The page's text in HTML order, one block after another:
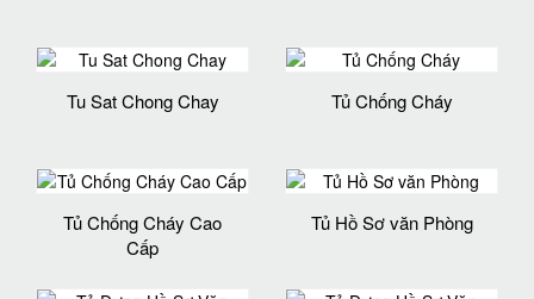
Tu Sat Chong Chay Tủ Chống Cháy
Tủ Chống Cháy Cao
Cấp
Tủ Hồ Sơ văn Phòng